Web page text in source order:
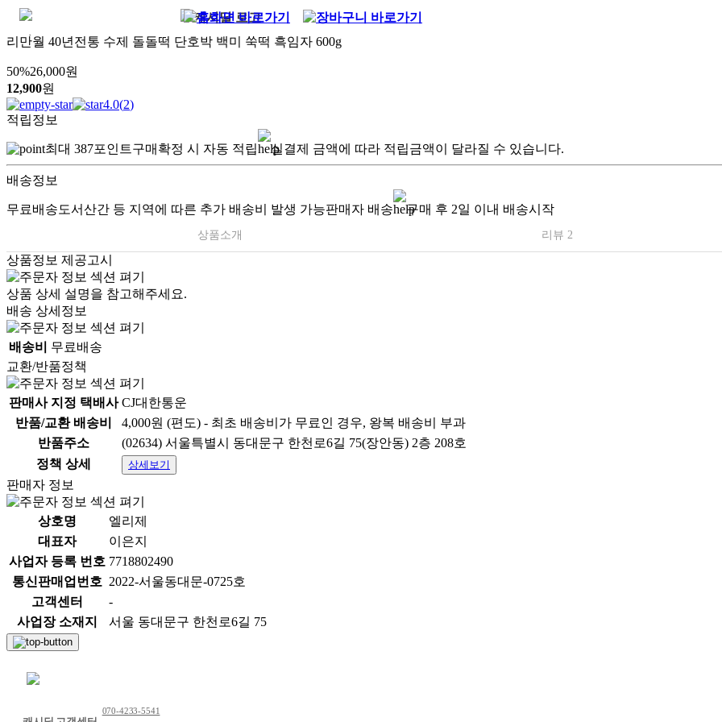
리만월 40년전통 수제 돌돌떡 단호박 백미 쑥떡 흑임자 600g
50%26,000원
12,900원
4.0(2)
적립정보
최대 387포인트구매확정 시 자동 적립 실결제 금액에 따라 적립금액이 달라질 수 있습니다.
배송정보
무료배송도서산간 등 지역에 따른 추가 배송비 발생 가능판매자 배송 구매 후 2일 이내 배송시작
상품소개 리뷰 2
상품정보 제공고시
상품 상세 설명을 참고해주세요.
배송 상세정보
배송비
무료배송
교환/반품정책
판매사 지정 택배사 CJ대한통운
반품/교환 배송비
4,000원 (편도) - 최초 배송비가 무료인 경우, 왕복 배송비 부과
반품주소
(02634) 서울특별시 동대문구 한천로6길 75(장안동) 2층 208호
정책 상세
상세보기
판매자 정보
상호명
엘리제
대표자
이은지
사업자 등록 번호 7718802490
통신판매업번호 2022-서울동대문-0725호
고객센터
-
사업장 소재지
서울 동대문구 한천로6길 75
070-4233-5541